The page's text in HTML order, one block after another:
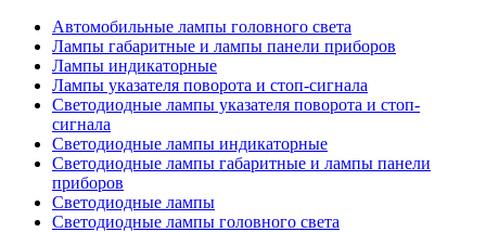
Автомобильные лампы головного света
Лампы габаритные и лампы панели приборов
Лампы индикаторные
Лампы указателя поворота и стоп-сигнала
Светодиодные лампы указателя поворота и стоп-
сигнала
Светодиодные лампы индикаторные
Светодиодные лампы габаритные и лампы панели
приборов
Светодиодные лампы
Светодиодные лампы головного света